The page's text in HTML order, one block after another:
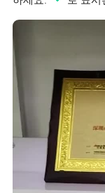
1 주요 특징:
GSM 포트 8개 지원
SIM 카드 총 64개
)
GSM 지원: 쿼드 밴
CDMA: 450/ 800/